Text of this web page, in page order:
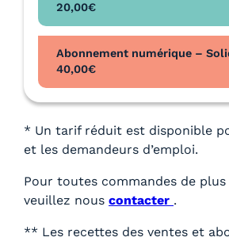
20,00€
Abonnement numérique –
40,00€
* Un tarif réduit est disponible
et les demandeurs d’emploi.
Pour toutes commandes de plus
veuillez nous contacter .
** Les recettes des ventes et